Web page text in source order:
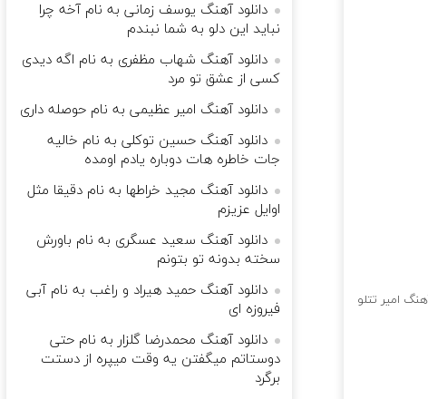
امیر تتلو
دانلود آهنگ یوسف زمانی به نام آخه چرا
نباید این دلو به شما نبندم
دانلود آهنگ شهاب مظفری به نام اگه دیدی
کسی از عشق تو مرد
دانلود آهنگ امیر عظیمی به نام حوصله داری
دانلود آهنگ حسین توکلی به نام خالیه
جات خاطره هات دوباره یادم اومده
دانلود آهنگ مجید خراطها به نام دقیقا مثل
اوایل عزیزم
دانلود آهنگ سعید عسگری به نام باورش
سخته بدونه تو بتونم
دانلود آهنگ حمید هیراد و راغب به نام آبی
فیروزه ای
دانلود آهنگ محمدرضا گلزار به نام حتی
دوستاتم میگفتن یه وقت میپره از دستت
برگرد